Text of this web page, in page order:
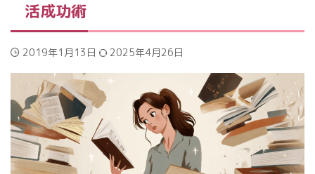
活成功術
2019年1月13日 2025年4月26日